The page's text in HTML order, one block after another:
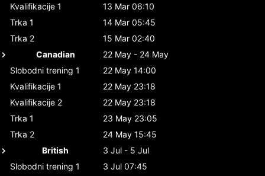
Kvalifikacije 1
13 Mar 06:10
Trka 1
14 Mar 05:45
Trka 2
15 Mar 02:40
Canadian
22 May - 24 May
Slobodni trening 1
22 May 14:00
Kvalifikacije 1
22 May 23:18
Kvalifikacije 2
22 May 23:18
Trka 1
23 May 23:05
Trka 2
24 May 15:45
British
3 Jul - 5 Jul
Slobodni trening 1
3 Jul 07:45